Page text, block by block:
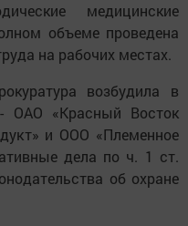
медицинские
объеме проведена
на рабочих местах.
возбудила в
ОАО «Красный Восток
и ООО «Племенное
дела по ч. 1 ст.
об охране